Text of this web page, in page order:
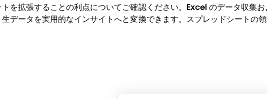
を拡張することの利点についてご確認ください。Excel のデータ収集
データを実用的なインサイトへと変換できます。スプレッドシートの